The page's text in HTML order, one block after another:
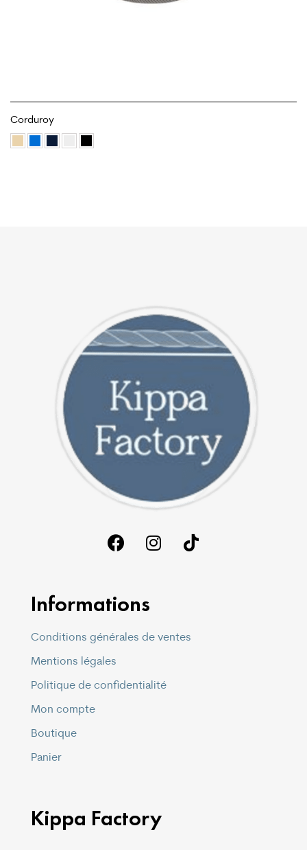
Corduroy
Informations
Conditions générales de ventes
Mentions légales
Politique de confidentialité
Mon compte
Boutique
Panier
Kippa Factory